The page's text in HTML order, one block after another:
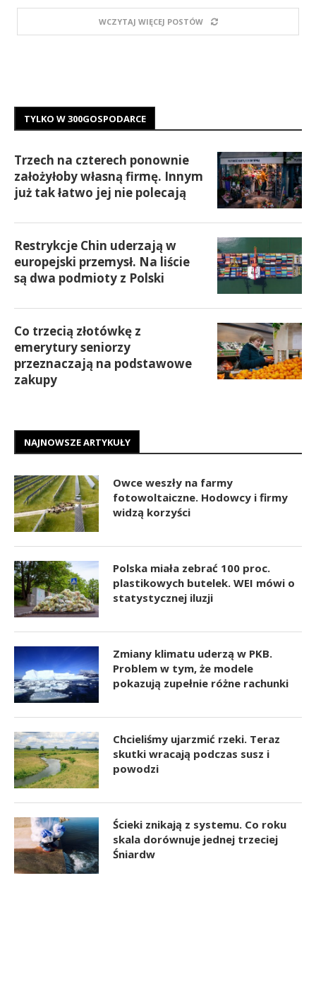
WCZYTAJ WIĘCEJ POSTÓW
TYLKO W 300GOSPODARCE
Trzech na czterech ponownie
założyłoby własną firmę. Innym
już tak łatwo jej nie polecają
Restrykcje Chin uderzają w
europejski przemysł. Na liście
są dwa podmioty z Polski
Co trzecią złotówkę z
emerytury seniorzy
przeznaczają na podstawowe
zakupy
NAJNOWSZE ARTYKUŁY
Owce weszły na farmy
fotowoltaiczne. Hodowcy i firmy
widzą korzyści
Polska miała zebrać 100 proc.
plastikowych butelek. WEI mówi o
statystycznej iluzji
Zmiany klimatu uderzą w PKB.
Problem w tym, że modele
pokazują zupełnie różne rachunki
Chcieliśmy ujarzmić rzeki. Teraz
skutki wracają podczas susz i
powodzi
Ścieki znikają z systemu. Co roku
skala dorównuje jednej trzeciej
Śniardw